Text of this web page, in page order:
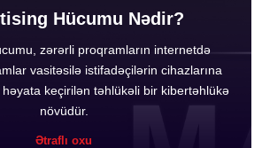
Hücumu Nədir?
zərərli proqramların internetdə
vasitəsilə istifadəçilərin cihazlarına
həyata keçirilən təhlükəli bir kibertəhlükə
növüdür.
Ətraflı oxu